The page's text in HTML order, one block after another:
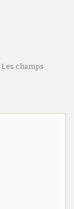
Les champs